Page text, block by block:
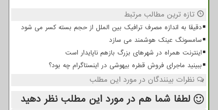
تازه ترین مطالب مرتبط
دقیقا به اندازه مصرف ترافیک بین الملل از حجم بسته کسر می شود
سامسونگ عینک هوشمند می سازد
اینترنت همراه در شهرهای بزرگ بازهم ناپایدار است
ببینید ماجرای فروش قطره بیهوشی در اینستاگرام چه بود؟
نظرات بینندگان در مورد این مطلب
لطفا شما هم در مورد این مطلب نظر دهید